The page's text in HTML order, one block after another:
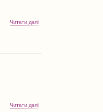
Читати далі
у
Читати далі